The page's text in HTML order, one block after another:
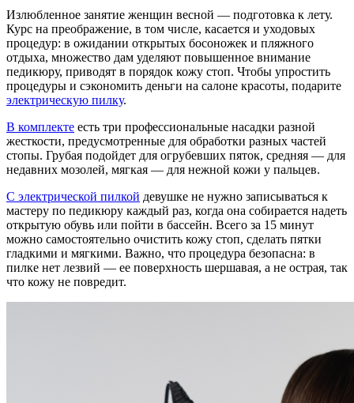
Излюбленное занятие женщин весной — подготовка к лету.
Курс на преображение, в том числе, касается и уходовых
процедур: в ожидании открытых босоножек и пляжного
отдыха, множество дам уделяют повышенное внимание
педикюру, приводят в порядок кожу стоп. Чтобы упростить
процедуры и сэкономить деньги на салоне красоты, подарите
электрическую пилку.
В комплекте есть три профессиональные насадки разной
жесткости, предусмотренные для обработки разных частей
стопы. Грубая подойдет для огрубевших пяток, средняя — для
недавних мозолей, мягкая — для нежной кожи у пальцев.
С электрической пилкой девушке не нужно записываться к
мастеру по педикюру каждый раз, когда она собирается надеть
открытую обувь или пойти в бассейн. Всего за 15 минут
можно самостоятельно очистить кожу стоп, сделать пятки
гладкими и мягкими. Важно, что процедура безопасна: в
пилке нет лезвий — ее поверхность шершавая, а не острая, так
что кожу не повредит.